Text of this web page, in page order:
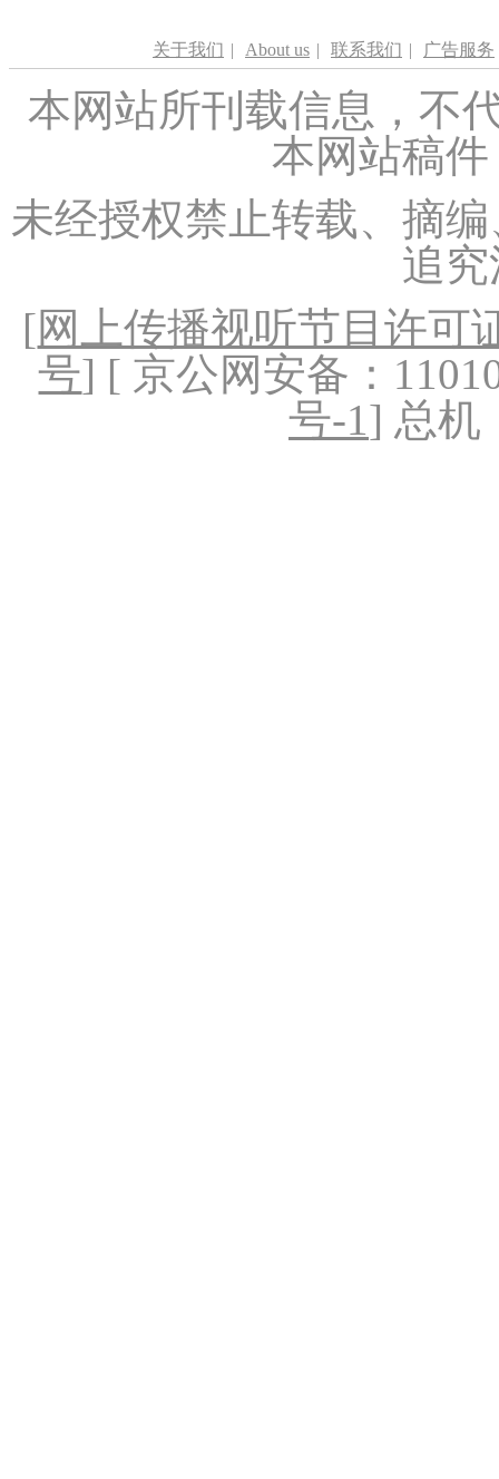
关于我们 | About us | 联系我们 | 广告服务
本网站所刊载信息，不
本网站稿
未经授权禁止转载、摘
追
[网上传播视听节目许可
号] [ 京公网安备：
号-1] 总机